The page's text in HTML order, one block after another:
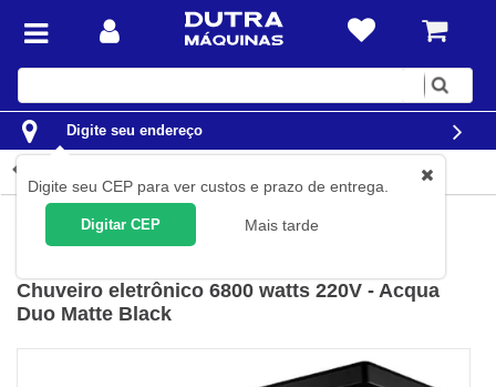
Digite
Digite seu endereço
Digite seu CEP para ver custos e prazo de entrega.
Digitar CEP Mais tarde
Chuveiros e Torneiras Elétricas
Chuveiro eletrônico 6800 watts 220V - Acqua
Duo Matte Black